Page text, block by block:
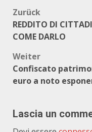
Zurück
REDDITO DI
COME DARLO
Weiter
Confiscato
euro a noto
Lascia un